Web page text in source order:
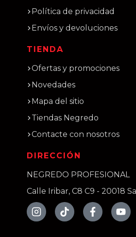
Política de privacidad
Envíos y devoluciones
TIENDA
Ofertas y promociones
Novedades
Mapa del sitio
Tiendas Negredo
Contacte con nosotros
DIRECCIÓN
NEGREDO PROFESIONAL
Calle Iribar, C8 C9 - 20018